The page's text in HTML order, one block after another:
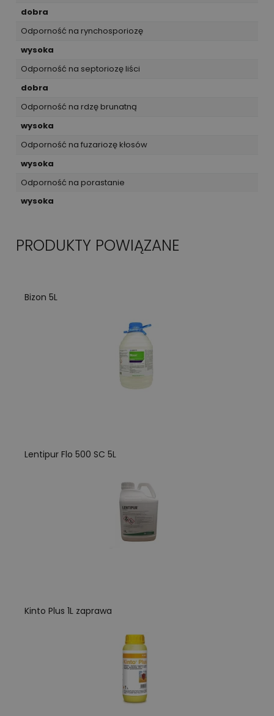
dobra
Odporność na rynchosporiozę
wysoka
Odporność na septoriozę liści
dobra
Odporność na rdzę brunatną
wysoka
Odporność na fuzariozę kłosów
wysoka
Odporność na porastanie
wysoka
PRODUKTY POWIĄZANE
Bizon 5L
Lentipur Flo 500 SC 5L
Kinto Plus 1L zaprawa